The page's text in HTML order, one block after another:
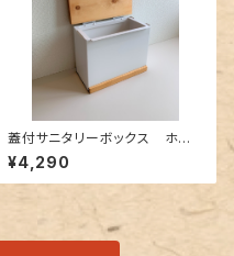
蓋付サニタリーボックス ホワ
イト（トイレポット・ダストボック
ス）
¥4,290